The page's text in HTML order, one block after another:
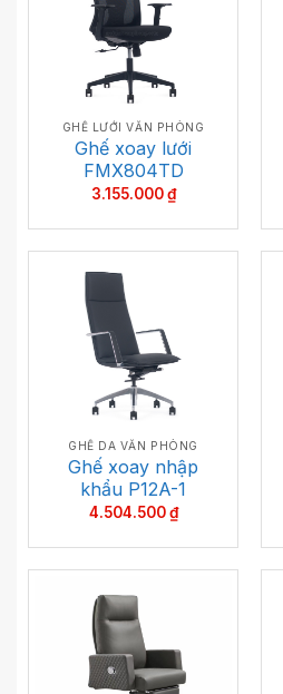
GHẾ LƯỚI VĂN PHÒNG
Ghế xoay lưới
FMX804TD
3.155.000₫
GHẾ DA VĂN PHÒNG
Ghế xoay nhập
khẩu P12A-1
4.504.500₫